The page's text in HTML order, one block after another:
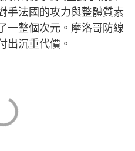
手法國的攻力與整體質素
一整個次元。摩洛哥防線
出沉重代價。